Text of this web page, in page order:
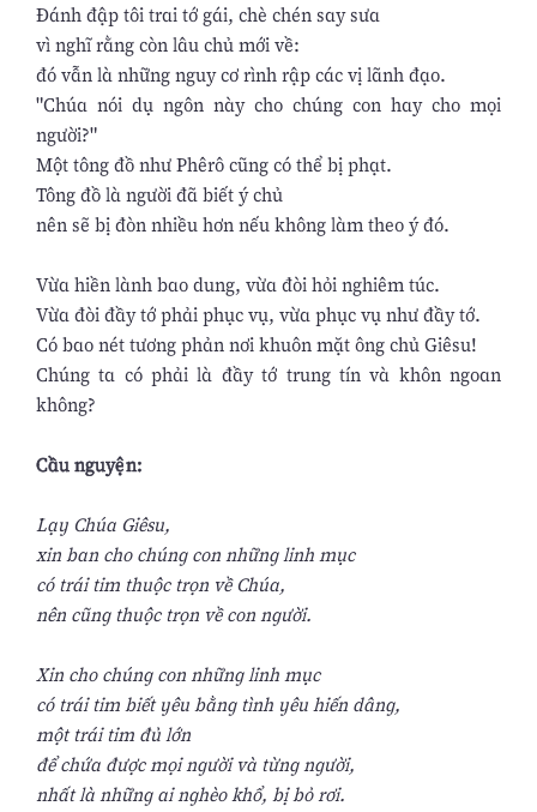
Ðánh đập tôi trai tớ gái, chè chén say sưa
vì nghĩ rằng còn lâu chủ mới về:
đó vẫn là những nguy cơ rình rập các vị lãnh đạo.
"Chúa nói dụ ngôn này cho chúng con hay cho mọi
người?"
Một tông đồ như Phêrô cũng có thể bị phạt.
Tông đồ là người đã biết ý chủ
nên sẽ bị đòn nhiều hơn nếu không làm theo ý đó.
Vừa hiền lành bao dung, vừa đòi hỏi nghiêm túc.
Vừa đòi đầy tớ phải phục vụ, vừa phục vụ như đầy tớ.
Có bao nét tương phản nơi khuôn mặt ông chủ Giêsu!
Chúng ta có phải là đầy tớ trung tín và khôn ngoan
không?
Cầu nguyện:
Lạy Chúa Giêsu,
xin ban cho chúng con những linh mục
có trái tim thuộc trọn về Chúa,
nên cũng thuộc trọn về con người.
Xin cho chúng con những linh mục
có trái tim biết yêu bằng tình yêu hiến dâng,
một trái tim đủ lớn
để chứa được mọi người và từng người,
nhất là những ai nghèo khổ, bị bỏ rơi.